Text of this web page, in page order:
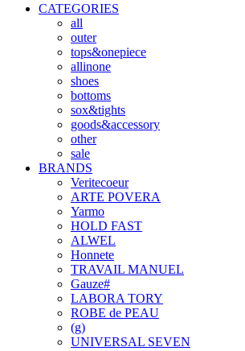
CATEGORIES
all
outer
tops&onepiece
allinone
shoes
bottoms
sox&tights
goods&accessory
other
sale
BRANDS
Veritecoeur
ARTE POVERA
Yarmo
HOLD FAST
ALWEL
Honnete
TRAVAIL MANUEL
Gauze#
LABORA TORY
ROBE de PEAU
(g)
UNIVERSAL SEVEN